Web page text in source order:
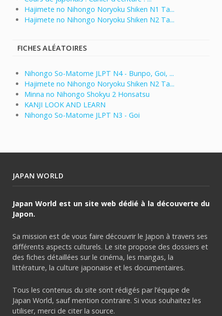
Hajimete no Nihongo Noryoku Shiken N1 Ta...
Hajimete no Nihongo Noryoku Shiken N2 Ta...
FICHES ALÉATOIRES
Nihongo So-Matome JLPT N4 - Bunpo, Goi, ...
Hajimete no Nihongo Noryoku Shiken N2 Ta...
Minna no Nihongo Shokyu 2 Honsatsu
KANJI LOOK AND LEARN
Nihongo So-Matome JLPT N3 - Goi
JAPAN WORLD
Japan World est un site web dédié à la découverte du
Japon.
Sa mission est de vous faire découvrir le Japon à travers ses
différents aspects culturels. Le site propose des dossiers et
des fiches détaillées sur le cinéma, les mangas, la
littérature, la culture japonaise et les documentaires.
Tous les contenus du site sont rédigés par l’équipe de
Japan World, sauf mention contraire. Si vous souhaitez les
utiliser, merci de citer la source.